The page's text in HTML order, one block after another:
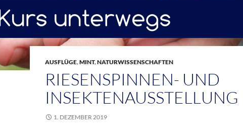
AUSFLÜGE,MINT,NATURWISSENSCHAFTEN
RIESENSPINNEN- UND
INSEKTENAUSSTELLUNG
1. DEZEMBER 2019